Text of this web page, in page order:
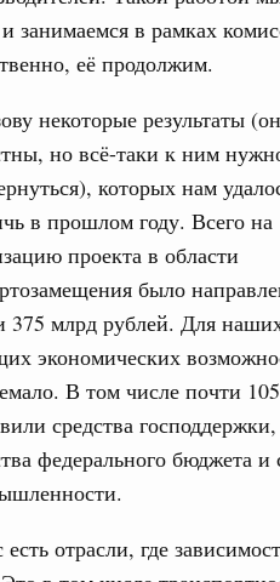
занимаемся в рамках
её продолжим.
некоторые результаты
но всё-таки к ним
которых нам
в прошлом году. Всего на
проекта в области
было
375 млрд рублей. Для
экономических
В том числе почти
средства
федерального бюджета
отрасли, где
двух скоростных
зоны дорожного
развитие. Инновации
поручения по
о
Вчера
хозяйство
4,3 тыс.
при участии Фонда
совещание по